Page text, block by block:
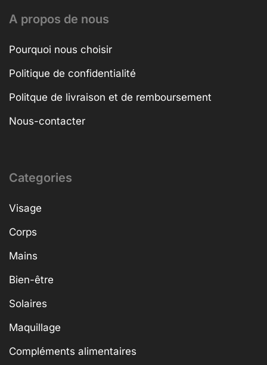
A propos de nous
Pourquoi nous choisir
Politique de confidentialité
Politque de livraison et de remboursement
Nous-contacter
Categories
Visage
Corps
Mains
Bien-être
Solaires
Maquillage
Compléments alimentaires